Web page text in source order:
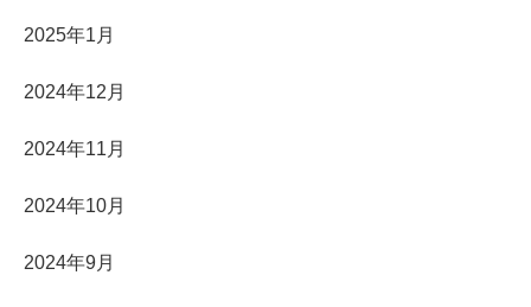
2025年1月
2024年12月
2024年11月
2024年10月
2024年9月